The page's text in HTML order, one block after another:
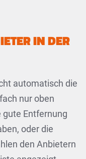
IN DER
automatisch die
nur oben
Entfernung
oder die
den Anbietern